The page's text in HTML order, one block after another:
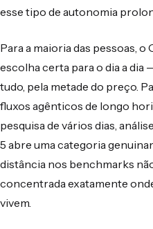
esse tipo de autonomia
Para a maioria das pessoas, o
escolha certa para o dia a dia
tudo, pela metade do preço.
fluxos agênticos de longo
pesquisa de vários dias,
5 abre uma categoria
distância nos benchmarks
concentrada exatamente
vivem.